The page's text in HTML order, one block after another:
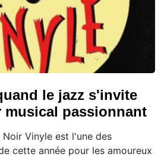
le jazz s'invite
musical passionnant
Vinyle est l'une des
cette année pour les amoureux